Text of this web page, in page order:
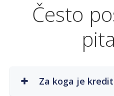
Često
Za koga je